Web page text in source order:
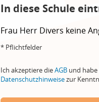
In diese Schule
Frau Herr Divers keine
* Pflichtfelder
Ich akzeptiere dieAGB und habe
Datenschutzhinweisezur